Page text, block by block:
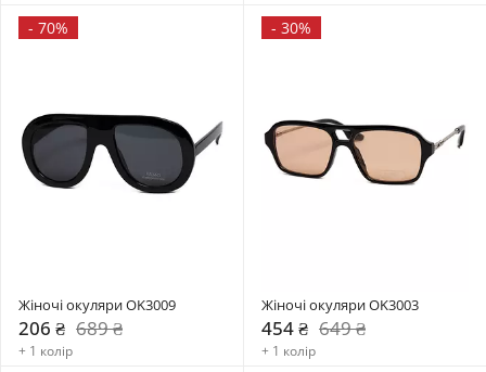
- 70%
Жіночі окуляри OK3009
206 ₴ 689 ₴
+ 1 колір
- 30%
Жіночі окуляри OK3003
454 ₴ 649 ₴
+ 1 колір